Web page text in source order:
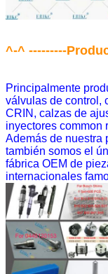
^-^ ---------
Principalmente
válvulas de control,
CRIN, calzas de
inyectores common
Además de nuestra
también somos el
fábrica OEM de
internacionales